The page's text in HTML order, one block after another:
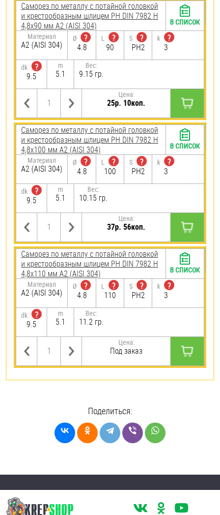
Саморез по металлу с потайной головкой
и крестообразным шлицем PH DIN 7982 H
4,8х90 мм А2 (AISI 304)
Материал
А2 (AISI 304)
Ø
?
4.8
L
?
90
S
?
PH2
k
?
3
dk
?
9.5
m
5.1
Вес:
9.15 гр.
Цена:
25р. 10коп.
В СПИСОК
Саморез по металлу с потайной головкой
и крестообразным шлицем PH DIN 7982 H
4,8х100 мм А2 (AISI 304)
Материал
А2 (AISI 304)
Ø
?
4.8
L
?
100
S
?
PH2
k
?
3
dk
?
9.5
m
5.1
Вес:
10.15 гр.
Цена:
37р. 56коп.
В СПИСОК
Саморез по металлу с потайной головкой
и крестообразным шлицем PH DIN 7982 H
4,8х110 мм А2 (AISI 304)
Материал
А2 (AISI 304)
Ø
?
4.8
L
?
110
S
?
PH2
k
?
3
dk
?
9.5
m
5.1
Вес:
11.2 гр.
Цена:
Под заказ
В СПИСОК
Поделиться: